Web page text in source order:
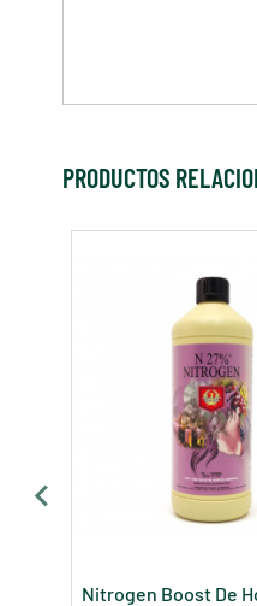
PRODUCTOS
Nitrogen Boost De